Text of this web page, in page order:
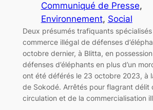
Communiqué de Presse
Environnement, Social
Deux présumés trafiquants
commerce illégal de défenses
octobre dernier, à Blitta, en
défenses d’éléphants en plus d’un
ont été déférés le 23 octobre 2023, à
de Sokodé. Arrêtés pour flagrant délit
circulation et de la commercialisation